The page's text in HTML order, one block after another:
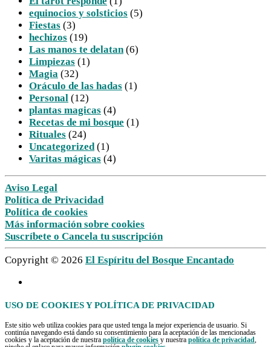
equinocios y solsticios (5)
Fiestas (3)
hechizos (19)
Las manos te delatan(6)
Limpiezas (1)
Magia (32)
Oráculo de las hadas (1)
Personal (12)
plantas magicas (4)
Recetas de mi bosque (1)
Rituales (24)
Uncategorized(1)
Varitas mágicas (4)
Aviso Legal
Política de Privacidad
Política de cookies
Más información sobre cookies
Suscríbete o Cancela tu suscripción
Copyright © 2026 El Espíritu del Bosque Encantado
USO DE COOKIES Y POLÍTICA DE PRIVACIDAD
Este sitio web utiliza cookies para que usted tenga la mejor experiencia de usuario. Si
continúa navegando está dando su consentimiento para la aceptación de las mencionadas
cookies y la aceptación de nuestra política de cookies y nuestra política de privacidad,